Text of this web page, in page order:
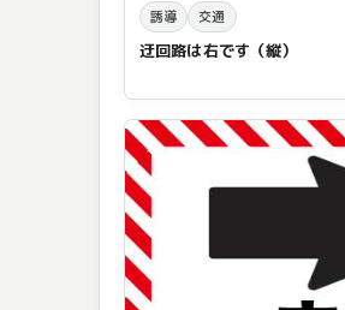
誘導 交通
迂回路は右です（縦）